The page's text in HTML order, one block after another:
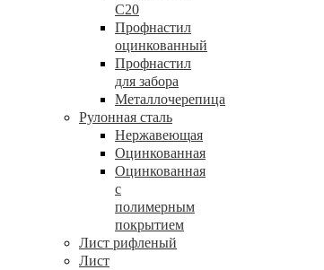
С20
Профнастил
оцинкованный
Профнастил
для забора
Металлочерепица
Рулонная сталь
Нержавеющая
Оцинкованная
Оцинкованная
с
полимерным
покрытием
Лист рифленый
Лист